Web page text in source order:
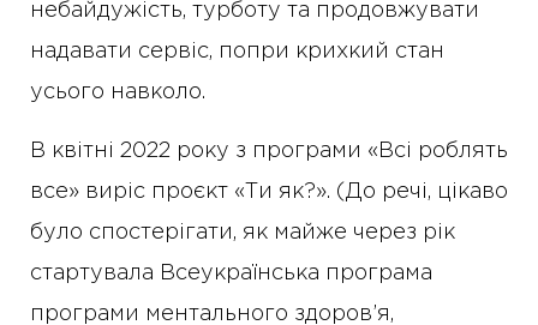
небайдужість, турботу та продовжувати
надавати сервіс, попри крихкий стан
усього навколо.
В квітні 2022 року з програми «Всі роблять
все» виріс проєкт «Ти як?». (До речі, цікаво
було спостерігати, як майже через рік
стартувала Всеукраїнська програма
програми ментального здоров’я,